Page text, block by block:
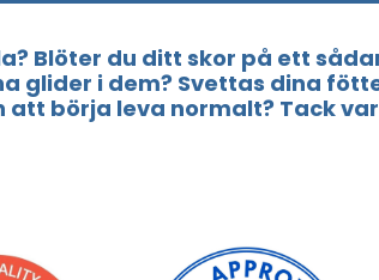
Blöter du ditt skor på ett
i dem? Svettas dina
börja leva normalt? Tack